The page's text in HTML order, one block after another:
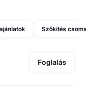
Szőkités
Foglalás